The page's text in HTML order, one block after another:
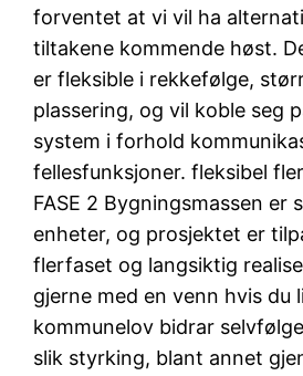
forventet at vi vil ha
tiltakene kommende høst.
er fleksible i rekkefølge,
plassering, og vil koble seg
system i forhold
fellesfunksjoner. fleksibel
FASE 2 Bygningsmassen er
enheter, og prosjektet er
flerfaset og langsiktig
gjerne med en venn hvis du
kommunelov bidrar
slik styrking, blant annet